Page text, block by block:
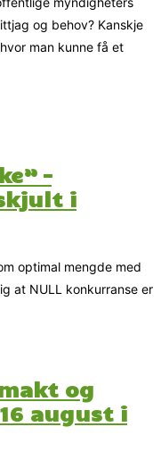
og behov? Kanskje
man kunne få et
–
i
optimal mengde med
at NULL konkurranse er
og
august i